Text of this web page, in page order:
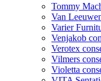
Tommy
Van
Varier
Venjakob
Verotex
Vilmers
Violetta